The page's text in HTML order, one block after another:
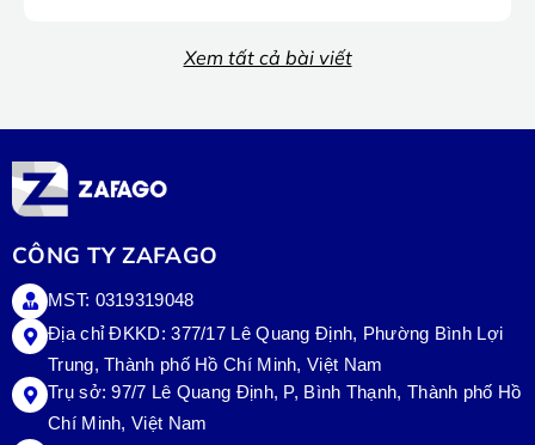
Xem tất cả bài viết
CÔNG TY ZAFAGO
MST: 0319319048
Địa chỉ ĐKKD: 377/17 Lê Quang Định, Phường Bình Lợi
Trung, Thành phố Hồ Chí Minh, Việt Nam
Trụ sở:97/7 Lê Quang Định, P, Bình Thạnh, Thành phố Hồ
Chí Minh, Việt Nam